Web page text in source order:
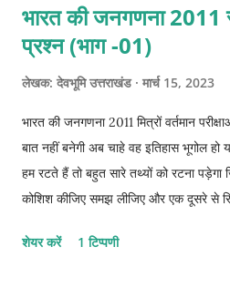
भारत की जनगणना 2011
प्रश्न (भाग -01)
लेखक: देवभूमि उत्तराखंड मार्च 15, 2023
भारत की जनगणना 2011 मित्रों वर्तमान
बात नहीं बनेगी अब चाहे वह इतिहास भूगोल हो
हम रटते हैं तो बहुत सारे तथ्यों को रटना
कोशिश कीजिए समझ लीजिए और एक दूसरे से
भौगोलिक कारण उल्लेख करना संभव नहीं है।
शेयर करें 1 टिप्पणी